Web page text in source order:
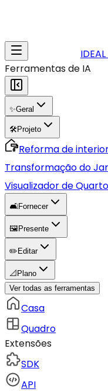
Ferramentas de IA
✨Geral
🛠️Projeto
Reforma de
Transformação do
Visualizador de Quarto
🛋️Fornecer
🖼️ Presente
✏️ Editar
📐 Plano
Ver todas as ferramentas
Casa
Quadro
Extensões
SDK
API